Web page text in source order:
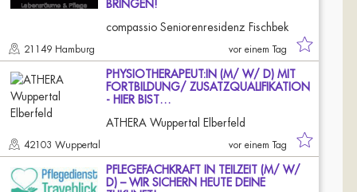
BRINGEN!
compassio Seniorenresidenz Fischbek
21149 Hamburg vor einem Tag
PHYSIOTHERAPEUT:IN (M/ W/ D) MIT
FORTBILDUNG/ ZUSATZQUALIFIKATION
- HIER BIST…
ATHERA Wuppertal Elberfeld
42103 Wuppertal vor einem Tag
PFLEGEFACHKRAFT IN TEILZEIT (M/ W/
D) – WIR SICHERN HEUTE DEINE